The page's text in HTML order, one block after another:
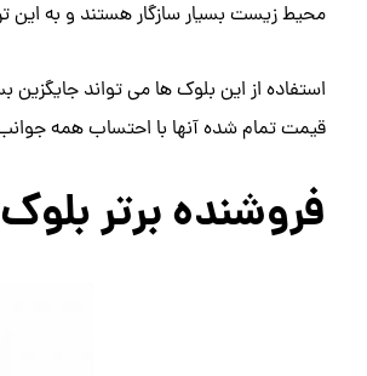
محیط زیست بسیار سازگار هستند و به این
استفاده از این بلوک ها می تواند جایگزین
قیمت تمام شده آنها با احتساب همه جوانب
فروشنده برتر